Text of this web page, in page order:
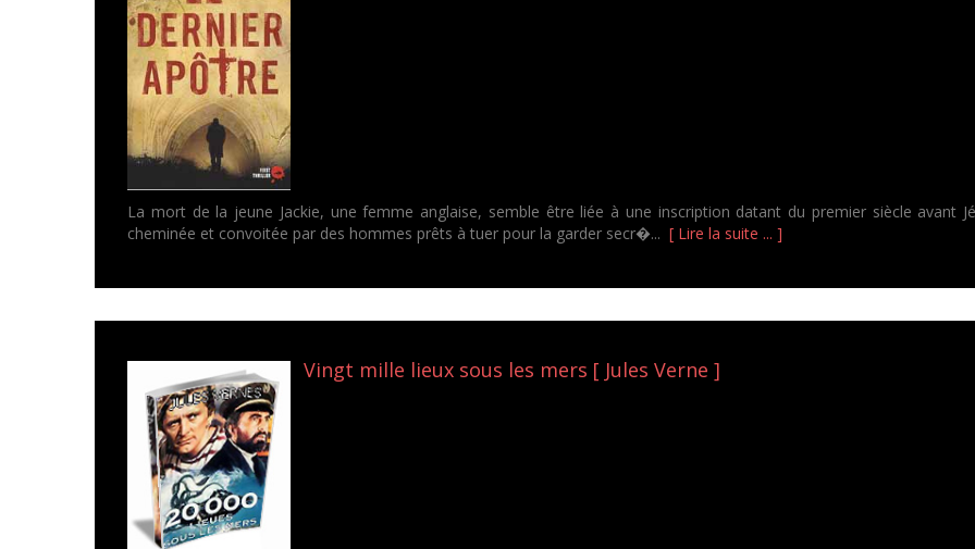
La mort de la jeune Jackie, une femme anglaise, semble être liée à une inscription datant du premier siècle avant
cheminée et convoitée par des hommes prêts à tuer pour la garder secr�... [ Lire la suite ... ]
Vingt mille lieux sous les mers [ Jules Verne ]